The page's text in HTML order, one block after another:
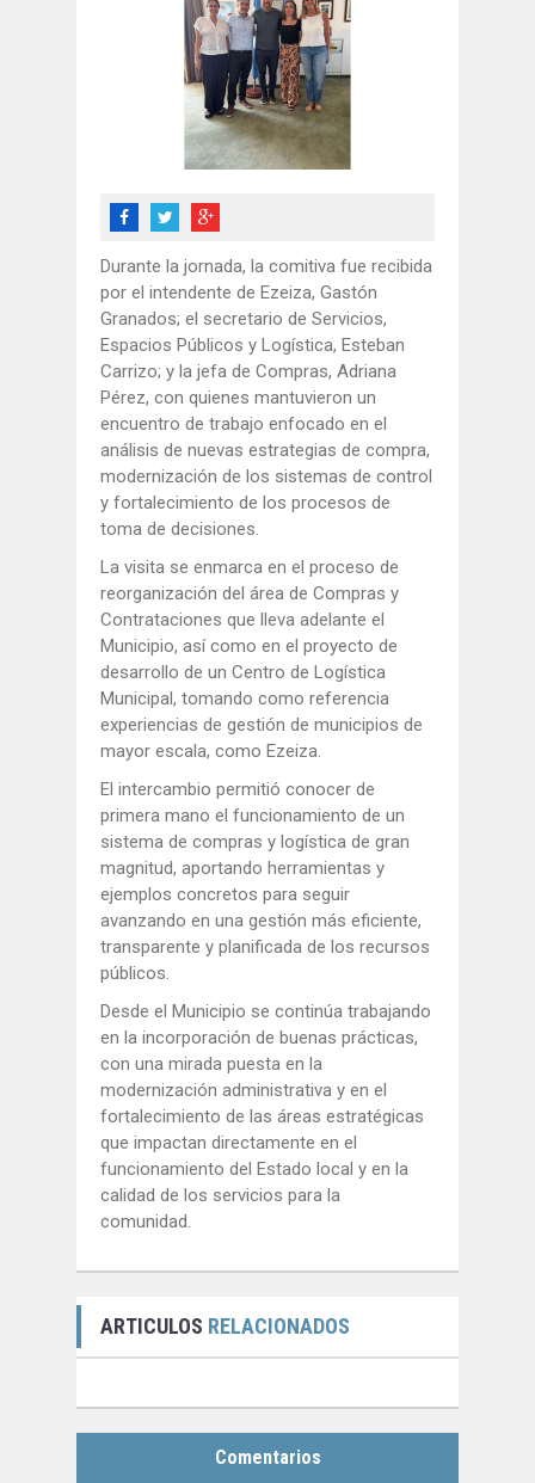
Durante la jornada, la comitiva fue recibida
por el intendente de Ezeiza, Gastón
Granados; el secretario de Servicios,
Espacios Públicos y Logística, Esteban
Carrizo; y la jefa de Compras, Adriana
Pérez, con quienes mantuvieron un
encuentro de trabajo enfocado en el
análisis de nuevas estrategias de compra,
modernización de los sistemas de control
y fortalecimiento de los procesos de
toma de decisiones.
La visita se enmarca en el proceso de
reorganización del área de Compras y
Contrataciones que lleva adelante el
Municipio, así como en el proyecto de
desarrollo de un Centro de Logística
Municipal, tomando como referencia
experiencias de gestión de municipios de
mayor escala, como Ezeiza.
El intercambio permitió conocer de
primera mano el funcionamiento de un
sistema de compras y logística de gran
magnitud, aportando herramientas y
ejemplos concretos para seguir
avanzando en una gestión más eficiente,
transparente y planificada de los recursos
públicos.
Desde el Municipio se continúa trabajando
en la incorporación de buenas prácticas,
con una mirada puesta en la
modernización administrativa y en el
fortalecimiento de las áreas estratégicas
que impactan directamente en el
funcionamiento del Estado local y en la
calidad de los servicios para la
comunidad.
ARTICULOS RELACIONADOS
Comentarios